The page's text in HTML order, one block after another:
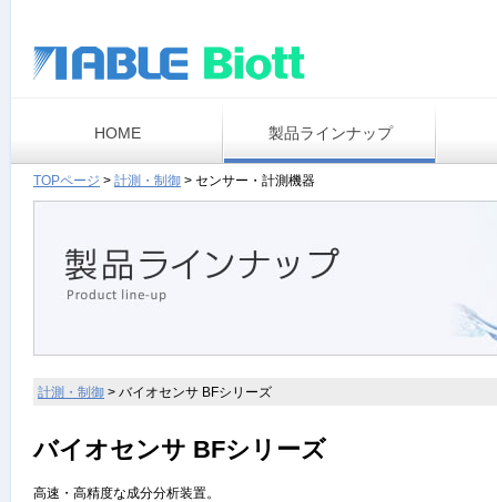
HOME 製品ラインナップ
TOPページ > 計測・制御 > センサー・計測機器
計測・制御 > バイオセンサ BFシリーズ
バイオセンサ BFシリーズ
高速・高精度な成分分析装置。